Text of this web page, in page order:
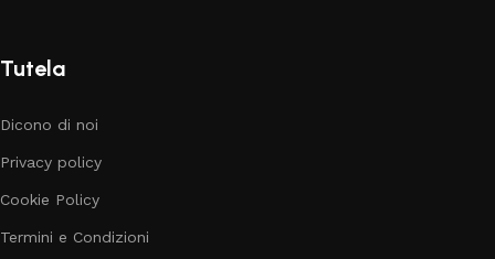
Tutela
Dicono di noi
Privacy policy
Cookie Policy
Termini e Condizioni